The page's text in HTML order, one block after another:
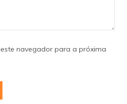
navegador para a próxima